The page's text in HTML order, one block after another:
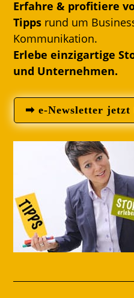
Erfahre & profitiere
Tipps rund um
Kommunikation.
Erlebe einzigartige
und Unternehmen.
➡ e-Newsletter jetzt